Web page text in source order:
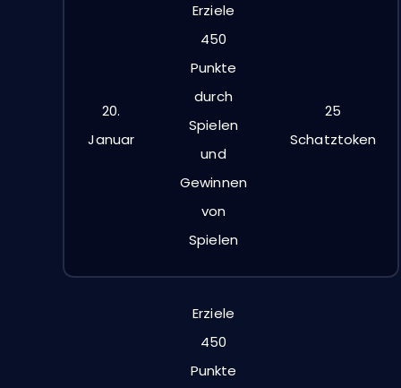
20.
Januar
Erziele
450
Punkte
durch
Spielen
und
Gewinnen
von
Spielen
25
Schatztoken
Erziele
450
Punkte